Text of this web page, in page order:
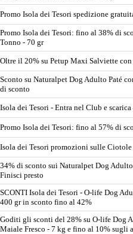
Promo Isola dei Tesori spedizione
Promo Isola dei Tesori: fino al 38% di
Tonno - 70 gr
Oltre il 20% su Petup Maxi Salviette
Sconto su Naturalpet Dog Adulto Paté
di sconto
Isola dei Tesori - Entra nel Club e
Promo Isola dei Tesori: fino al 57% di
Isola dei Tesori promozioni sulle
34% di sconto sui Naturalpet Dog
Finisci presto
SCONTI Isola dei Tesori - O-life Dog
400 gr in sconto fino al 42%
Goditi gli sconti del 28% su O-life Dog
Maiale Fresco - 7 kg e fino al 10% sugli